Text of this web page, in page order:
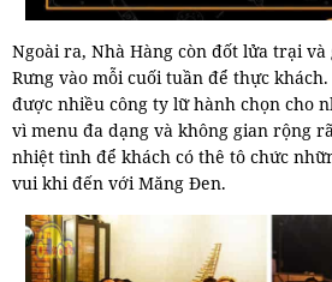
Ngoài ra, Nhà Hàng còn đốt lửa trại
Rưng vào mỗi cuối tuần để thực
được nhiều công ty lữ hành chọn cho
vì menu đa dạng và không gian rộng
nhiệt tình để khách có thê tô chức
vui khi đến với Măng Đen.